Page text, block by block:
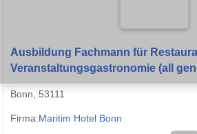
Ausbildung Fachmann für
Veranstaltungsgastronomie (all
Ausbildungsstart 2026
Bonn, 53111
Firma:Maritim Hotel Bonn